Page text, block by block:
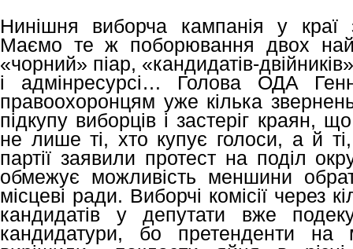
Нинішня виборча кампанія у краї
Маємо те ж поборювання двох
«чорний» піар, «кандидатів-
і адмінресурсі… Голова ОДА
правоохоронцям уже кілька
підкупу виборців і застеріг краян,
не лише ті, хто купує голоси, а й
партії заявили протест на поділ
обмежує можливість меншини
місцеві ради. Виборчі комісії через
кандидатів у депутати вже
кандидатури, бо претенденти на